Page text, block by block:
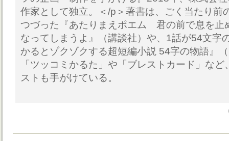
作家として独立。＜/p＞著書は、ごく当たり前
つづった『あたりまえポエム 君の前で息を止
なってしまうよ』（講談社）や、1話が54文字
かるとゾクゾクする超短編小説 54字の物語』
「ツッコミかるた」や「ブレストカード」な
ストも手がけている。